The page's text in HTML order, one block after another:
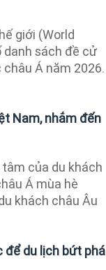
giới (World
danh sách đề cử
Á năm 2026.
Nam, nhắm đến
của du khách
Á mùa hè
khách châu Âu
để du lịch bứt phá